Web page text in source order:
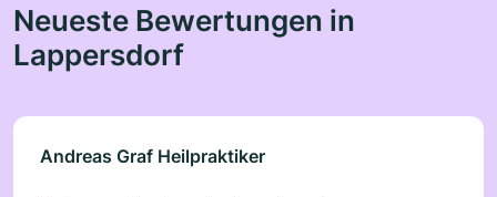
Neueste Bewertungen in
Lappersdorf
Andreas Graf Heilpraktiker